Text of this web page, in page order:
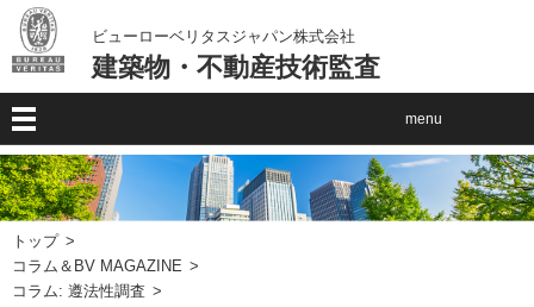
ビューローベリタスジャパン株式会社
建築物・不動産技術監査
menu
トップ
コラム＆BV MAGAZINE
コラム: 遵法性調査